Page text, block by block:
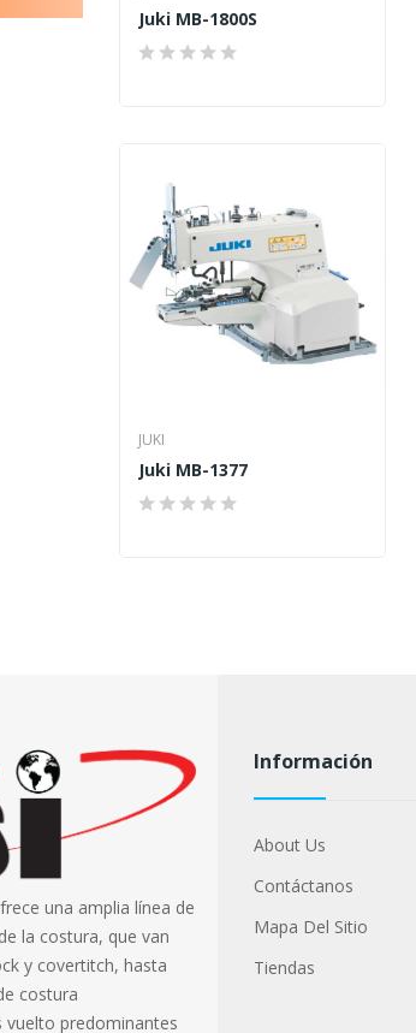
Juki MB-1800S
JUKI
Juki MB-1377
una amplia línea de
la costura, que van
y covertitch, hasta
costura
predominantes
Información
About Us
Contáctanos
Mapa Del Sitio
Tiendas